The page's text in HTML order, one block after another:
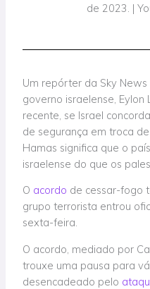
de 2023. |
Um repórter da Sky
governo israelense,
recente, se Israel
de segurança em troca
Hamas significa que o
israelense do que os
O acordo de cessar-fogo
grupo terrorista entrou
sexta-feira.
O acordo, mediado por
trouxe uma pausa para
desencadeado pelo